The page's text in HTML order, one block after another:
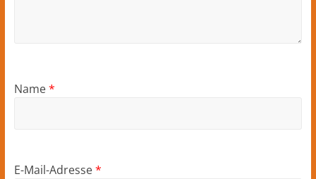
Name*
E-Mail-Adresse*